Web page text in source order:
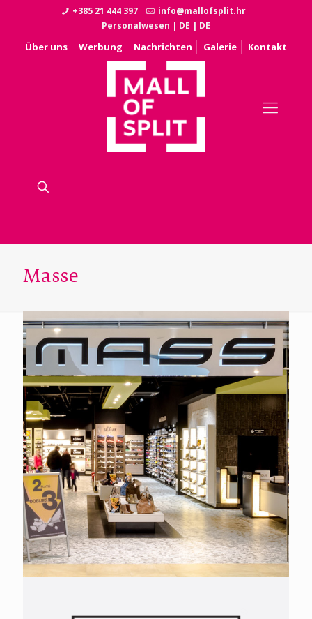
+385 21 444 397
info@mallofsplit.hr
Personalwesen | DE | DE
Über uns Werbung Nachrichten Galerie Kontakt
Masse